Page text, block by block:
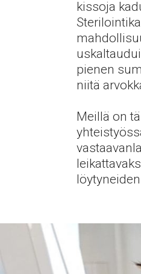
kissoja
pienen
niitä
Meillä on